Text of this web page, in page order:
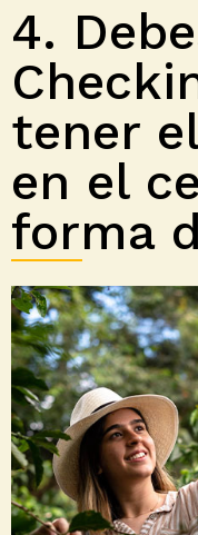
4.
tener
en el
forma